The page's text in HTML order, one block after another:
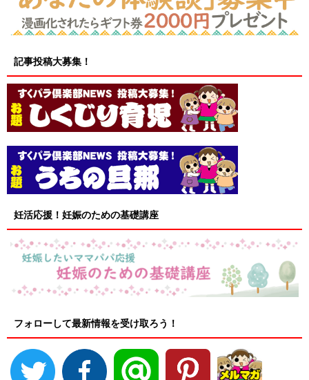
記事投稿大募集！
妊活応援！妊娠のための基礎講座
フォローして最新情報を受け取ろう！